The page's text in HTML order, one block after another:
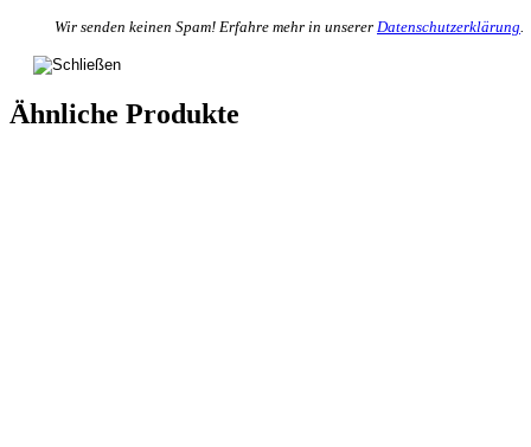
Wir senden keinen Spam! Erfahre mehr in unserer Datenschutzerklärung.
Ähnliche Produkte